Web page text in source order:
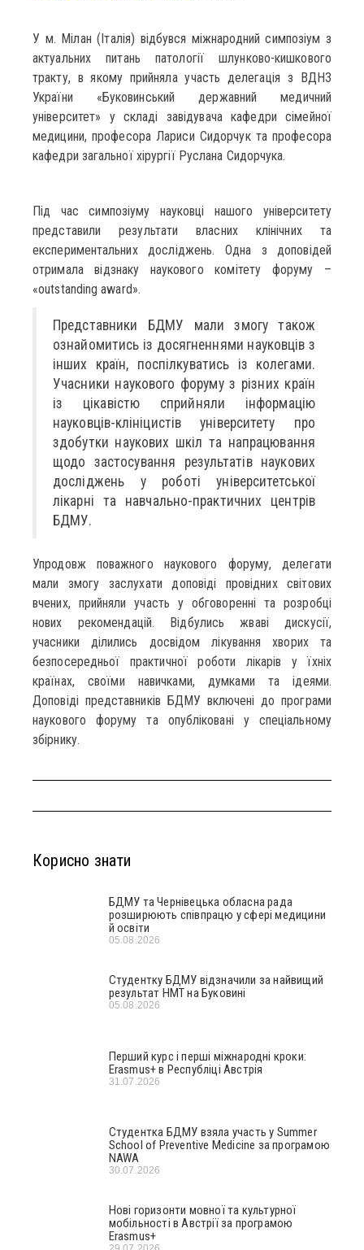
У м. Мілан (Італія) відбувся міжнародний симпозіум з
актуальних питань патології шлунково-кишкового
тракту, в якому прийняла участь делегація з ВДНЗ
України «Буковинський державний медичний
університет» у складі завідувача кафедри сімейної
медицини, професора Лариси Сидорчук та професора
кафедри загальної хірургії Руслана Сидорчука.
Під час симпозіуму науковці нашого університету
представили результати власних клінічних та
експериментальних досліджень. Одна з доповідей
отримала відзнаку наукового комітету форуму –
«outstanding award».
Представники БДМУ мали змогу також
ознайомитись із досягненнями науковців з
інших країн, поспілкуватись із колегами.
Учасники наукового форуму з різних країн
із цікавістю сприйняли інформацію
науковців-клініцистів університету про
здобутки наукових шкіл та напрацювання
щодо застосування результатів наукових
досліджень у роботі університетської
лікарні та навчально-практичних центрів
БДМУ.
Упродовж поважного наукового форуму, делегати
мали змогу заслухати доповіді провідних світових
вчених, прийняли участь у обговоренні та розробці
нових рекомендацій. Відбулись жваві дискусії,
учасники ділились досвідом лікування хворих та
безпосередньої практичної роботи лікарів у їхніх
країнах, своїми навичками, думками та ідеями.
Доповіді представників БДМУ включені до програми
наукового форуму та опубліковані у спеціальному
збірнику.
Корисно знати
БДМУ та Чернівецька обласна рада
розширюють співпрацю у сфері медицини
й освіти
05.08.2026
Студентку БДМУ відзначили за найвищий
результат НМТ на Буковині
05.08.2026
Перший курс і перші міжнародні кроки:
Erasmus+ в Республіці Австрія
31.07.2026
Студентка БДМУ взяла участь у Summer
School of Preventive Medicine за програмою
NAWA
30.07.2026
Нові горизонти мовної та культурної
мобільності в Австрії за програмою
Erasmus+